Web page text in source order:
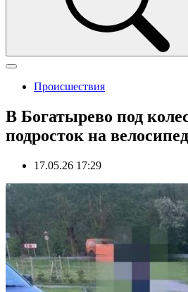
Происшествия
В Богатырево под
подросток на
17.05.26 17:29